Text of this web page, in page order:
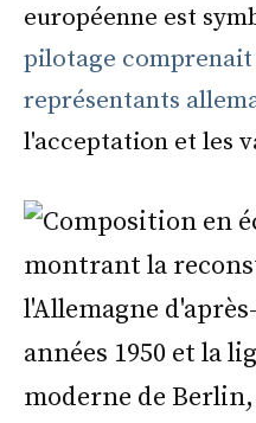
européenne est
pilotage
représentants
l'acceptation et les